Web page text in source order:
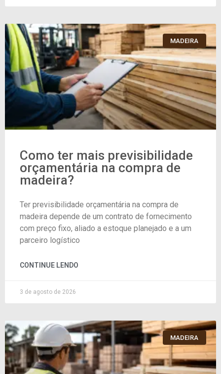
MADEIRA
Como ter mais previsibilidade
orçamentária na compra de
madeira?
Ter previsibilidade orçamentária na compra de
madeira depende de um contrato de fornecimento
com preço fixo, aliado a estoque planejado e a um
parceiro logístico
CONTINUE LENDO
3 de agosto de 2026
MADEIRA